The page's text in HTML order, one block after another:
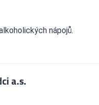
nápojů.
a.s.